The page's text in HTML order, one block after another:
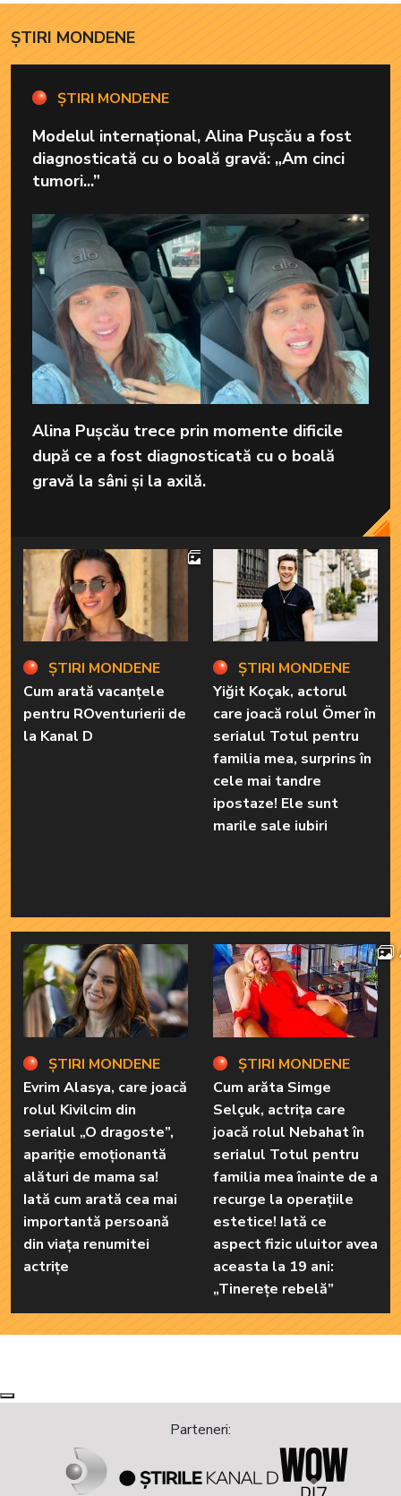
ȘTIRI MONDENE
ȘTIRI MONDENE
Modelul internațional, Alina Pușcău a fost
diagnosticată cu o boală gravă: „Am cinci
tumori...”
Alina Pușcău trece prin momente dificile
după ce a fost diagnosticată cu o boală
gravă la sâni și la axilă.
ȘTIRI MONDENE
Cum arată vacanțele
pentru ROventurierii de
la Kanal D
ȘTIRI MONDENE
Evrim Alasya, care joacă
rolul Kivilcim din
serialul „O dragoste”,
apariție emoționantă
alături de mama sa!
Iată cum arată cea mai
importantă persoană
din viața renumitei
actrițe
ȘTIRI MONDENE
Yiğit Koçak, actorul
care joacă rolul Ömer în
serialul Totul pentru
familia mea, surprins în
cele mai tandre
ipostaze! Ele sunt
marile sale iubiri
ȘTIRI MONDENE
Cum arăta Simge
Selçuk, actrița care
joacă rolul Nebahat în
serialul Totul pentru
familia mea înainte de a
recurge la operațiile
estetice! Iată ce
aspect fizic uluitor avea
aceasta la 19 ani:
„Tinerețe rebelă”
Next
Previous
Parteneri: